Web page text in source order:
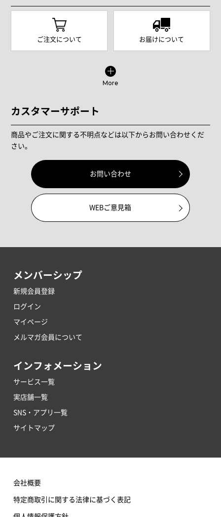
ご注文について お届けについて
More
カスタマーサポート
商品やご注文に関する不明点などは以下からお問い合わせくだ
さい。
お問い合わせ
WEBご意見箱
メンバーシップ
新規会員登録
ログイン
マイページ
メルマガ会員について
インフォメーション
サービス一覧
実店舗一覧
SNS・アプリ一覧
サイトマップ
会社概要
特定商取引に関する法律に基づく表記